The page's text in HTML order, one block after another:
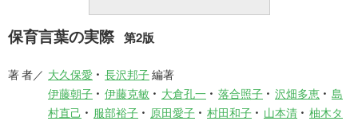
保育言葉の実際 第2版
著 者 大久保愛 長沢邦子編著
伊藤朝子
伊藤克敏 大倉孔一 落合照子 沢畑多恵
島
村直己
服部裕子 原田愛子 村田和子 山本清
柚木タ